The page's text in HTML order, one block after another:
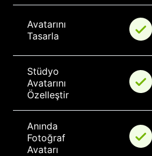
Avatarını
Tasarla
Stüdyo
Avatarını
Özelleştir
Anında
Fotoğraf
Avatarı